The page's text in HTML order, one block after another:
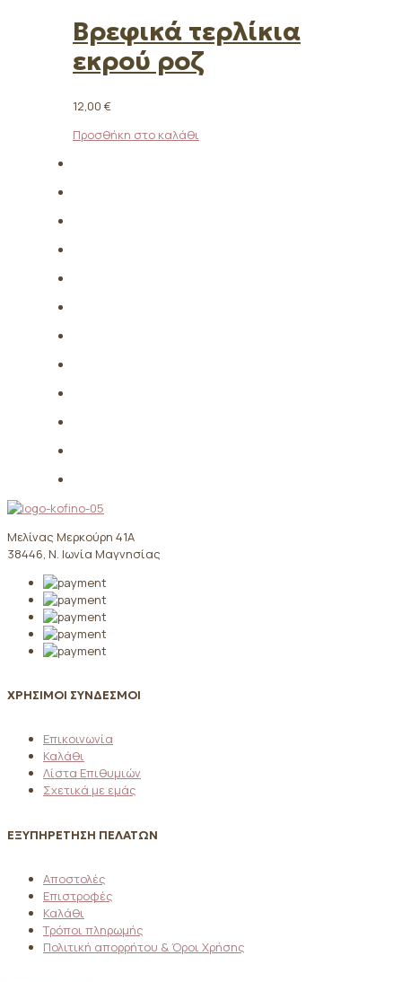
Βρεφικά τερλίκια
εκρού ροζ
12,00 €
Προσθήκη στο καλάθι
Μελίνας Μερκούρη 41Α
38446, Ν. Ιωνία Μαγνησίας
ΧΡΗΣΙΜΟΙ ΣΥΝΔΕΣΜΟΙ
Επικοινωνία
Καλάθι
Λίστα Επιθυμιών
Σχετικά με εμάς
ΕΞΥΠΗΡΕΤΗΣΗ ΠΕΛΑΤΩΝ
Αποστολές
Επιστροφές
Καλάθι
Τρόποι πληρωμής
Πολιτική απορρήτου & Όροι Χρήσης